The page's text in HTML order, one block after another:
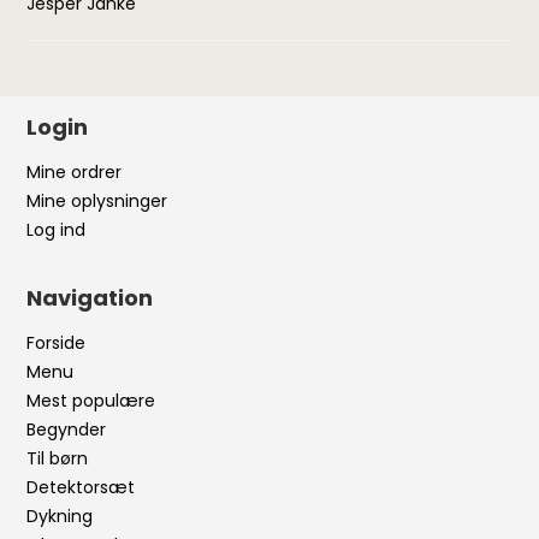
Login
Mine ordrer
Mine oplysninger
Log ind
Navigation
Forside
Menu
Mest populære
Begynder
Til børn
Detektorsæt
Dykning